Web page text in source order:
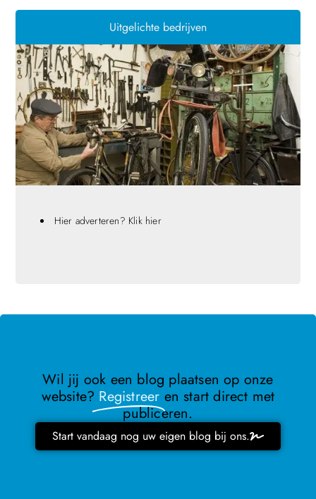
Uitgelichte bedrijven
Hier adverteren? Klik hier
Wil jij ook een blog plaatsen op onze
website? Registreer en start direct met
publiceren.
Start vandaag nog uw eigen blog bij ons.